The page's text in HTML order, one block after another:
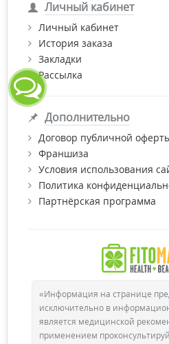
Личный кабинет
Личный кабинет
История заказа
Закладки
Рассылка
Дополнительно
Договор публичной
Франшиза
Условия использования
Политика
Партнёрская программа
«Информация на странице
исключительно в
является медицинской
применением